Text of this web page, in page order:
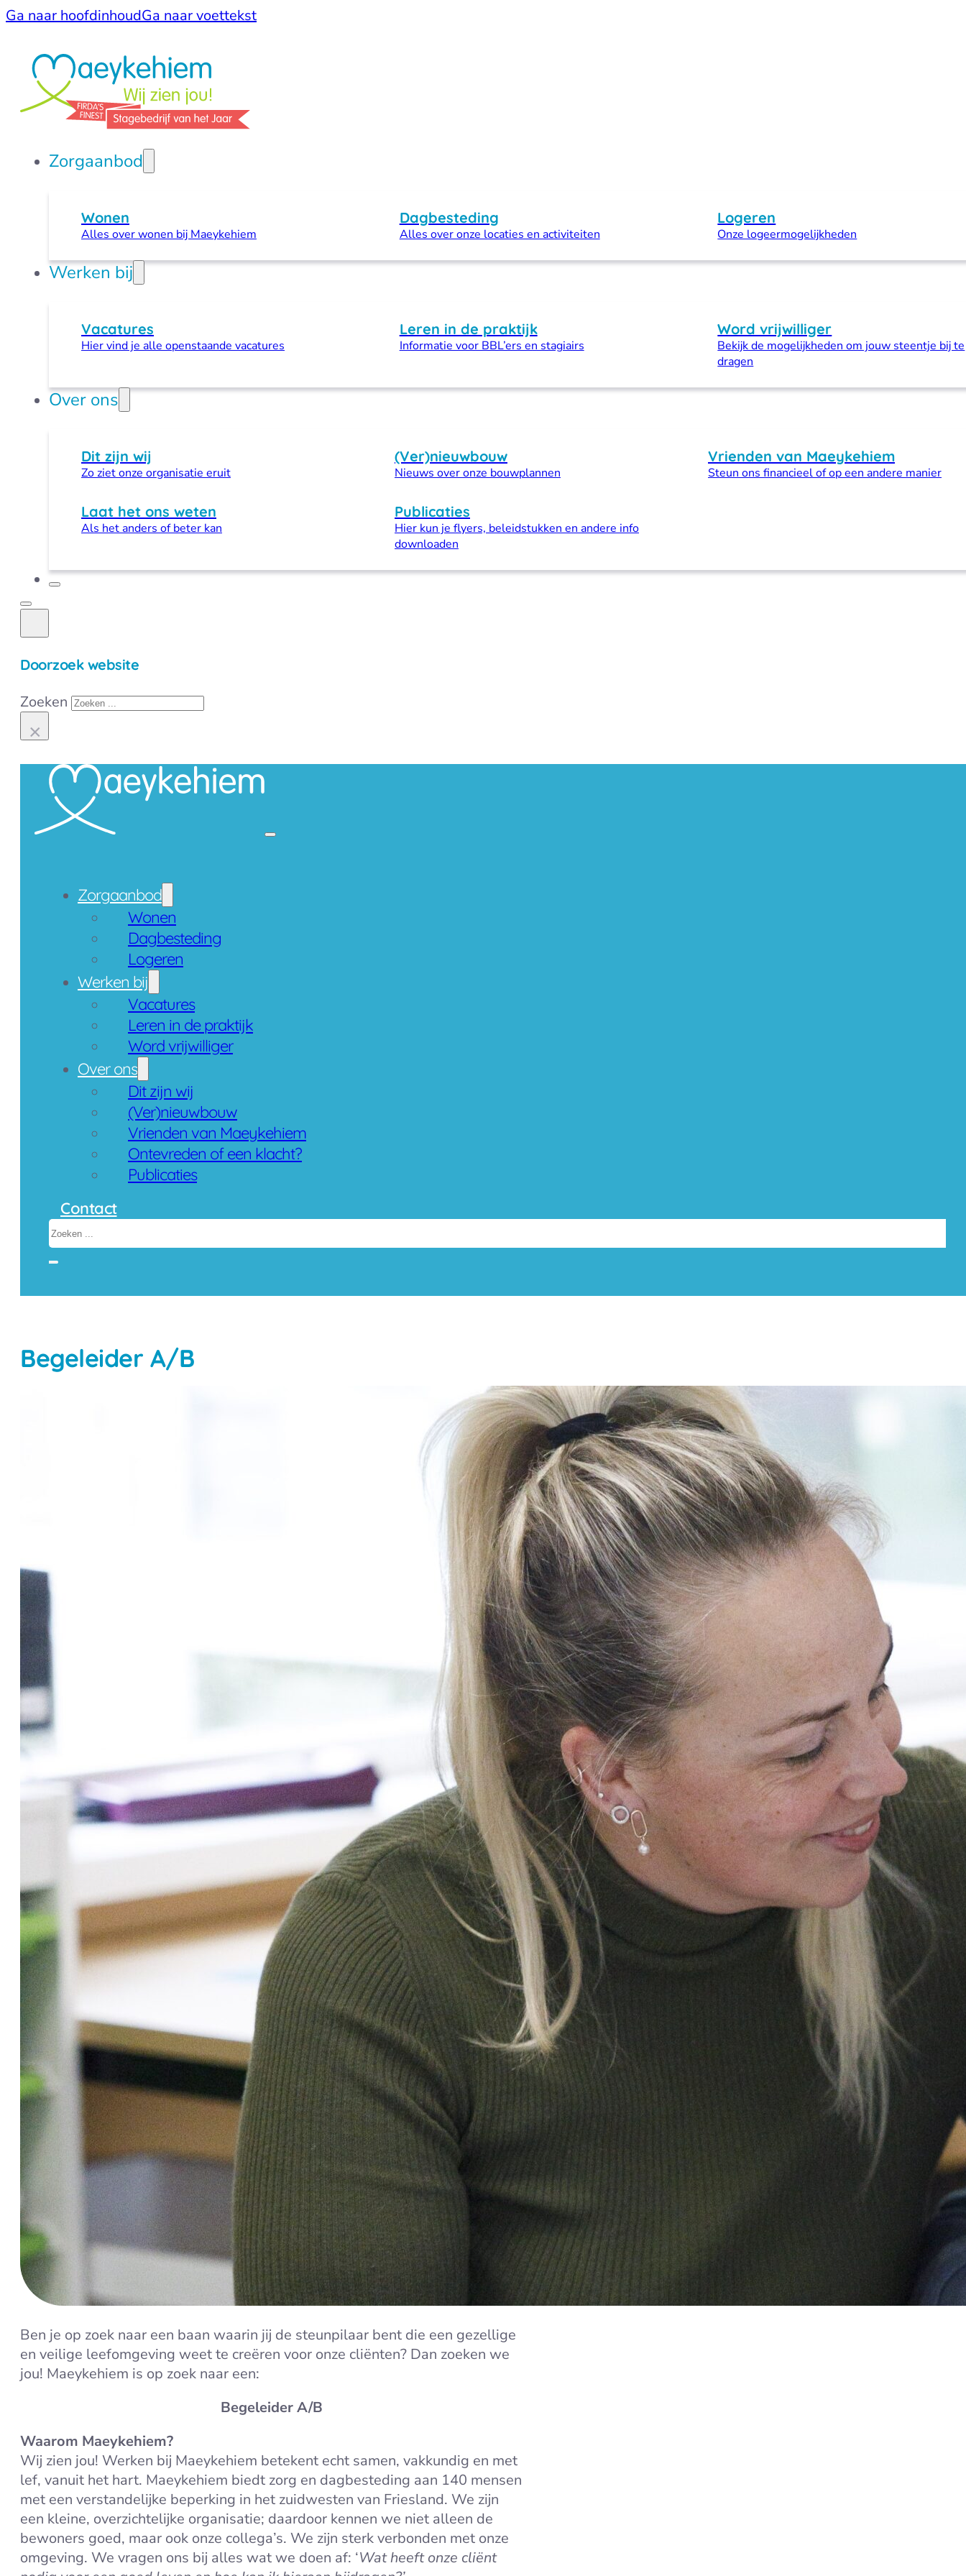
Ga naar hoofdinhoudGa naar voettekst
Zorgaanbod
Wonen
Alles over wonen bij Maeykehiem
Dagbesteding
Alles over onze locaties en activiteiten
Logeren
Onze logeermogelijkheden
Werken bij
Vacatures
Hier vind je alle openstaande vacatures
Leren in de praktijk
Informatie voor BBL’ers en stagiairs
Word vrijwilliger
Bekijk de mogelijkheden om jouw steentje bij te
dragen
Over ons
Dit zijn wij
Zo ziet onze organisatie eruit
(Ver)nieuwbouw
Nieuws over onze bouwplannen
Vrienden van Maeykehiem
Steun ons financieel of op een andere manier
Laat het ons weten
Als het anders of beter kan
Publicaties
Hier kun je flyers, beleidstukken en andere info
downloaden
Doorzoek website
Zoeken
×
Zorgaanbod
Wonen
Dagbesteding
Logeren
Werken bij
Vacatures
Leren in de praktijk
Word vrijwilliger
Over ons
Dit zijn wij
(Ver)nieuwbouw
Vrienden van Maeykehiem
Ontevreden of een klacht?
Publicaties
Contact
Zoeken
Begeleider A/B
Ben je op zoek naar een baan waarin jij de steunpilaar bent die een gezellige
en veilige leefomgeving weet te creëren voor onze cliënten? Dan zoeken we
jou! Maeykehiem is op zoek naar een:
Begeleider A/B
Waarom Maeykehiem?
Wij zien jou! Werken bij Maeykehiem betekent echt samen, vakkundig en met
lef, vanuit het hart. Maeykehiem biedt zorg en dagbesteding aan 140 mensen
met een verstandelijke beperking in het zuidwesten van Friesland. We zijn
een kleine, overzichtelijke organisatie; daardoor kennen we niet alleen de
bewoners goed, maar ook onze collega’s. We zijn sterk verbonden met onze
omgeving. We vragen ons bij alles wat we doen af: ‘Wat heeft onze cliënt